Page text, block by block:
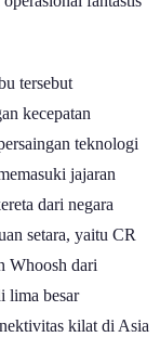
tersebut
kecepatan
teknologi
jajaran
dari negara
setara, yaitu CR
Whoosh dari
lima besar
kilat di Asia